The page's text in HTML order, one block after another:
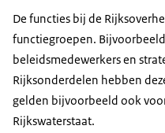
De functies bij de
functiegroepen. Bijvoorbeeld
beleidsmedewerkers en
Rijksonderdelen hebben
gelden bijvoorbeeld ook
Rijkswaterstaat.